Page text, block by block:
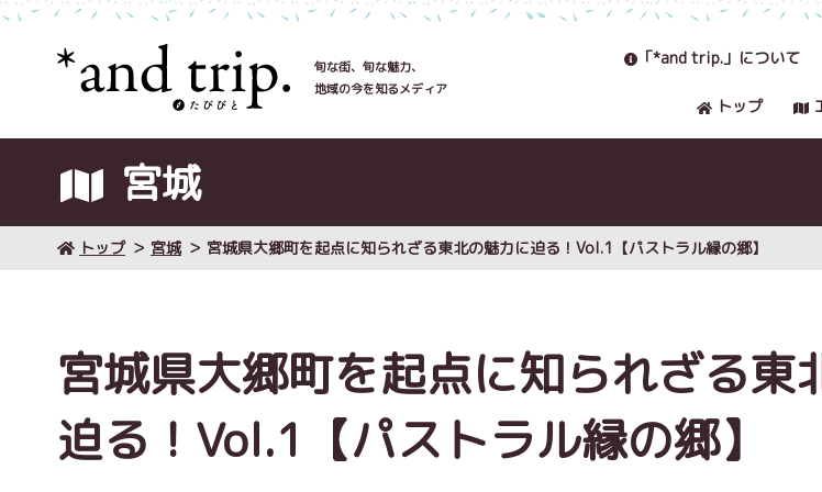
旬な街、旬な魅力、
地域の今を知るメディア
「*and trip.」について
トップ
宮城
トップ 宮城 宮城県大郷町を起点に知られざる東北の魅力に迫る！Vol.1【パストラル縁の郷】
宮城県大郷町を起点に知られざる東
迫る！Vol.1【パストラル縁の郷】